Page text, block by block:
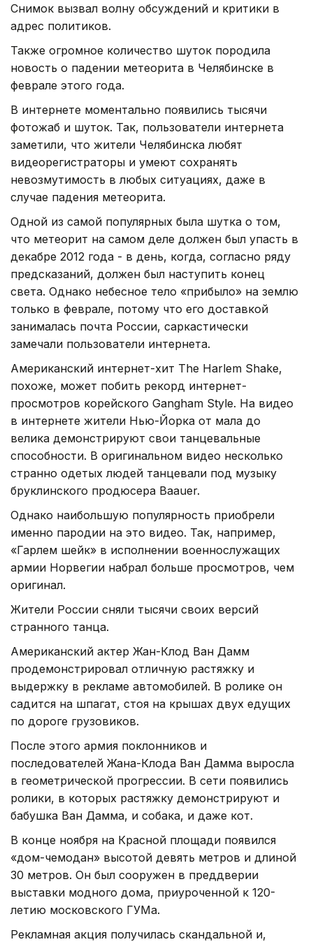
Снимок вызвал волну обсуждений и критики в
адрес политиков.
Также огромное количество шуток породила
новость о падении метеорита в Челябинске в
феврале этого года.
В интернете моментально появились тысячи
фотожаб и шуток. Так, пользователи интернета
заметили, что жители Челябинска любят
видеорегистраторы и умеют сохранять
невозмутимость в любых ситуациях, даже в
случае падения метеорита.
Одной из самой популярных была шутка о том,
что метеорит на самом деле должен был упасть в
декабре 2012 года - в день, когда, согласно ряду
предсказаний, должен был наступить конец
света. Однако небесное тело «прибыло» на землю
только в феврале, потому что его доставкой
занималась почта России, саркастически
замечали пользователи интернета.
Американский интернет-хит The Harlem Shake,
похоже, может побить рекорд интернет-
просмотров корейского Gangham Style. На видео
в интернете жители Нью-Йорка от мала до
велика демонстрируют свои танцевальные
способности. В оригинальном видео несколько
странно одетых людей танцевали под музыку
бруклинского продюсера Baauer.
Однако наибольшую популярность приобрели
именно пародии на это видео. Так, например,
«Гарлем шейк» в исполнении военнослужащих
армии Норвегии набрал больше просмотров, чем
оригинал.
Жители России сняли тысячи своих версий
странного танца.
Американский актер Жан-Клод Ван Дамм
продемонстрировал отличную растяжку и
выдержку в рекламе автомобилей. В ролике он
садится на шпагат, стоя на крышах двух едущих
по дороге грузовиков.
После этого армия поклонников и
последователей Жана-Клода Ван Дамма выросла
в геометрической прогрессии. В сети появились
ролики, в которых растяжку демонстрируют и
бабушка Ван Дамма, и собака, и даже кот.
В конце ноября на Красной площади появился
«дом-чемодан» высотой девять метров и длиной
30 метров. Он был сооружен в преддверии
выставки модного дома, приуроченной к 120-
летию московского ГУМа.
Рекламная акция получилась скандальной и,